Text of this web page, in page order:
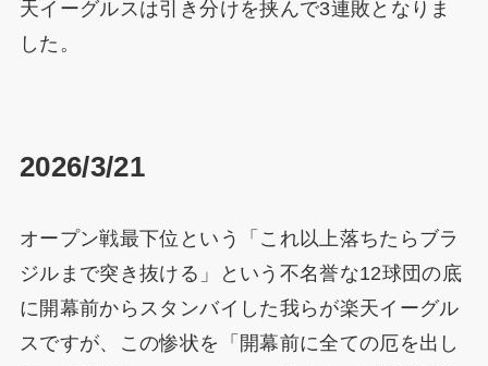
天イーグルスは引き分けを挟んで3連敗となりま
した。
2026/3/21
オープン戦最下位という「これ以上落ちたらブラ
ジルまで突き抜ける」という不名誉な12球団の底
に開幕前からスタンバイした我らが楽天イーグル
スですが、この惨状を「開幕前に全ての厄を出し